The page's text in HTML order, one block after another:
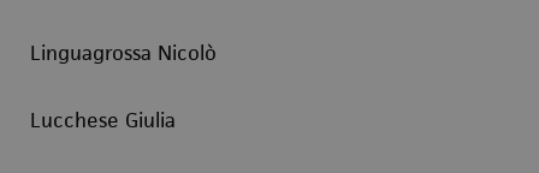
Linguagrossa Nicolò
Lucchese Giulia